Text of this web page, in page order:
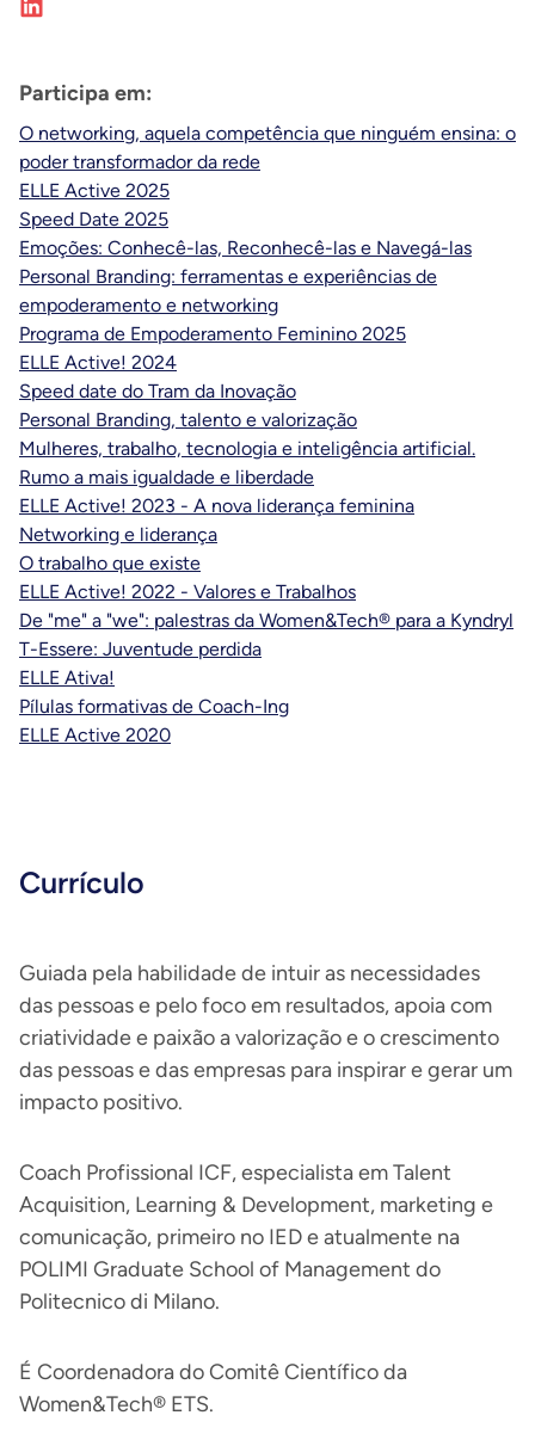
Participa em:
O networking, aquela competência que ninguém ensina: o
poder transformador da rede
ELLE Active 2025
Speed Date 2025
Emoções: Conhecê-las, Reconhecê-las e Navegá-las
Personal Branding: ferramentas e experiências de
empoderamento e networking
Programa de Empoderamento Feminino 2025
ELLE Active! 2024
Speed date do Tram da Inovação
Personal Branding, talento e valorização
Mulheres, trabalho, tecnologia e inteligência artificial.
Rumo a mais igualdade e liberdade
ELLE Active! 2023 - A nova liderança feminina
Networking e liderança
O trabalho que existe
ELLE Active! 2022 - Valores e Trabalhos
De "me" a "we": palestras da Women&Tech® para a Kyndryl
T-Essere: Juventude perdida
ELLE Ativa!
Pílulas formativas de Coach-Ing
ELLE Active 2020
Currículo
Guiada pela habilidade de intuir as necessidades
das pessoas e pelo foco em resultados, apoia com
criatividade e paixão a valorização e o crescimento
das pessoas e das empresas para inspirar e gerar um
impacto positivo.
Coach Profissional ICF, especialista em Talent
Acquisition, Learning & Development, marketing e
comunicação, primeiro no IED e atualmente na
POLIMI Graduate School of Management do
Politecnico di Milano.
É Coordenadora do Comitê Científico da
Women&Tech® ETS.